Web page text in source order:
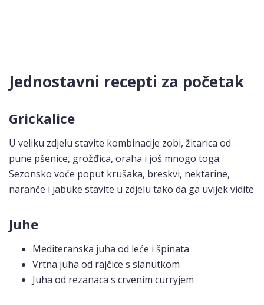
Jednostavni recepti za početak
Grickalice
U veliku zdjelu stavite kombinacije zobi, žitarica od
pune pšenice, grožđica, oraha i još mnogo toga.
Sezonsko voće poput krušaka, breskvi, nektarine,
naranče i jabuke stavite u zdjelu tako da ga uvijek vidite
Juhe
Mediteranska juha od leće i špinata
Vrtna juha od rajčice s slanutkom
Juha od rezanaca s crvenim curryjem